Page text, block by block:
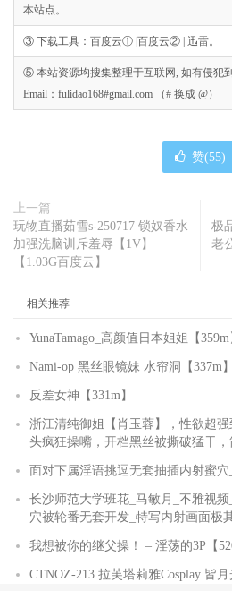
本站点。
③ 下载工具：百度云① |百度云② | 迅雷。
⑤ 本站资源均搜集整理于互联网, 如有侵犯
Email：fulidao168#gmail.com （# 换成 @）
赞(55)
上一篇
玩物直播茹雪s-250717 锁奴香水
加强洗脑训斥羞辱【1V】
【1.03G百度云】
极
老
相关推荐
YunaTamago_高颜值日本姐姐【359m
Nami-op 黑丝眼镜妹 水帘洞【337m】
反差女神【331m】
浙江清纯御姐【肖玉蓉】，性欲超
头疯狂操嘴，开档黑丝被撕破猛干，
面对下属淫语挑逗无套抽插内射蜜穴
长沙师范大学班花_马敏月_不雅视
穴被轮番无套开发_特写内射画面极
我想被你的继父操！ – 淫荡的3P【
CTNOZ-213 拉芙塔莉雅Cosplay 皆月